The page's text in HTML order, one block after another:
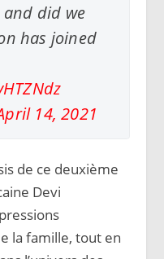
and did we
has joined
14, 2021
de ce deuxième
Devi
la famille, tout en